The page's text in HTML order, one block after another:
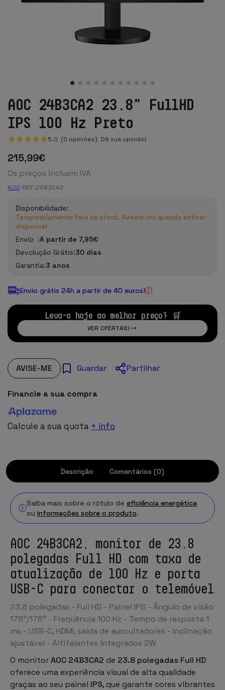
AOC 24B3CA2 23.8" FullHD
IPS 100 Hz Preto
5.0 (0 opiniões) Dê sua opinião!
215,99€
Os preços incluem IVA
AOC-REF:24B3CA2
Disponibilidade:
Temporariamente fora de stock. Avisem-me quando estiver
disponível
Envío :A partir de 7,95€
Devolução Grátis:30 dias
Garantia:3 anos
Envio grátis 24h a partir de 40 euros!
Leva-o hoje ao melhor preço! 🛒
VER OFERTAS!
AVISE-ME Guardar Partilhar
Financie a sua compra
Calcule a sua quota + info
Descrição Comentários (0)
Saiba mais sobre o rótulo de eficiência energética
ou informações sobre o produto.
AOC 24B3CA2, monitor de 23.8
polegadas Full HD com taxa de
atualização de 100 Hz e porta
USB-C para conectar o telemóvel
23.8 polegadas - Full HD - Painel IPS - Ângulo de visão
178°/178° - Frequência 100 Hz - Tempo de resposta 1
ms - USB-C, HDMI, saída de auscultadores - Inclinação
ajustável - Altifalantes integrados 2W
O monitorAOC 24B3CA2 de 23.8 polegadas Full HD
oferece uma experiência visual de alta qualidade
graças ao seu painel IPS, que garante cores vibrantes